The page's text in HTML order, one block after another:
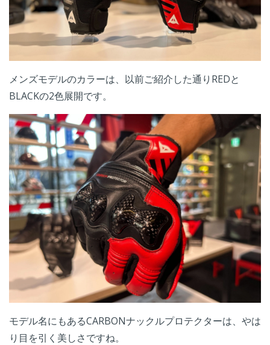
メンズモデルのカラーは、以前ご紹介した通りREDと
BLACKの2色展開です。
モデル名にもあるCARBONナックルプロテクターは、やは
り目を引く美しさですね。